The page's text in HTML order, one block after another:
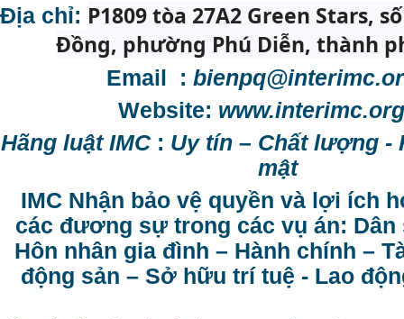
Địa chỉ: P1809 tòa 27A2 Green Stars,
Đồng, phường Phú Diễn, thành
Email :
Website:
Hãng luật IMC : Uy tín – Chất lượng -
mật
IMC Nhận bảo vệ quyền và lợi ích
các đương sự trong các vụ án: Dân
Hôn nhân gia đình – Hành chính –
động sản – Sở hữu trí tuệ - Lao